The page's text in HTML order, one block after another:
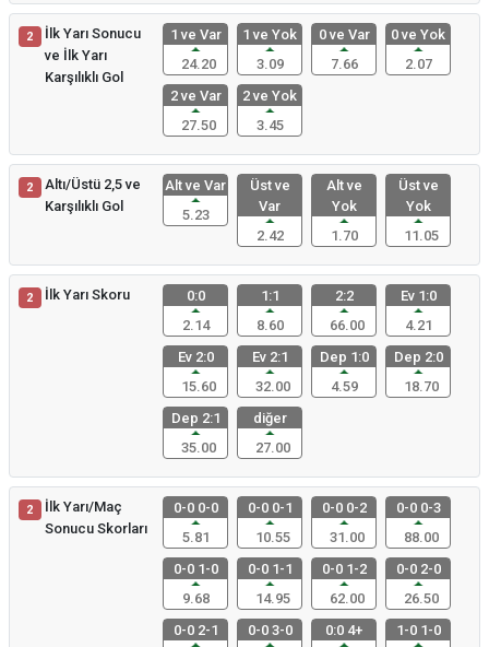
2
İlk Yarı Sonucu
ve İlk Yarı
Karşılıklı Gol
1 ve Var
24.20
1 ve Yok
3.09
0 ve Var
7.66
0 ve Yok
2.07
2 ve Var
27.50
2 ve Yok
3.45
2
Altı/Üstü 2,5 ve
Karşılıklı Gol
Alt ve Var
5.23
Üst ve
Var
2.42
Alt ve
Yok
1.70
Üst ve
Yok
11.05
2 İlk Yarı Skoru
0:0
2.14
1:1
8.60
2:2
66.00
Ev 1:0
4.21
Ev 2:0
15.60
Ev 2:1
32.00
Dep 1:0
4.59
Dep 2:0
18.70
Dep 2:1
35.00
diğer
27.00
2
İlk Yarı/Maç
Sonucu Skorları
0-0 0-0
5.81
0-0 0-1
10.55
0-0 0-2
31.00
0-0 0-3
88.00
0-0 1-0
9.68
0-0 1-1
14.95
0-0 1-2
62.00
0-0 2-0
26.50
0-0 2-1
0-0 3-0
0:0 4+
1-0 1-0